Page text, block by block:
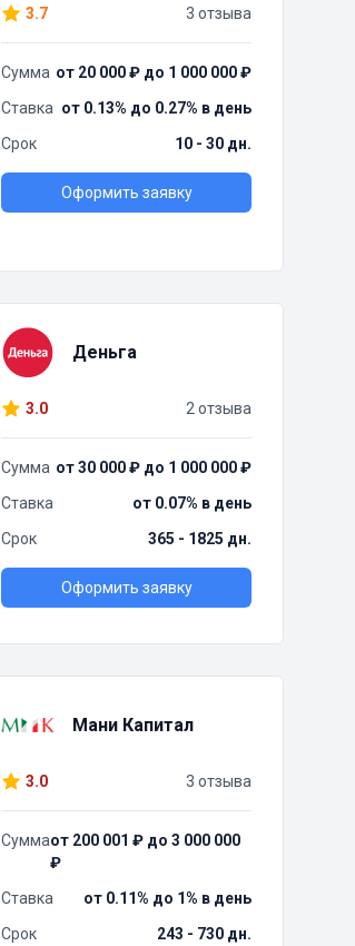
3.7 3 отзыва
Сумма от 20 000 ₽ до 1 000 000 ₽
Ставка от 0.13% до 0.27% в день
Срок
10 - 30 дн.
Оформить заявку
Деньга
3.0 2 отзыва
Сумма от 30 000 ₽ до 1 000 000 ₽
Ставка
от 0.07% в день
Срок
365 - 1825 дн.
Оформить заявку
Мани Капитал
3.0 3 отзыва
Суммаот 200 001 ₽ до 3 000 000
₽
Ставка
от 0.11% до 1% в день
Срок
243 - 730 дн.